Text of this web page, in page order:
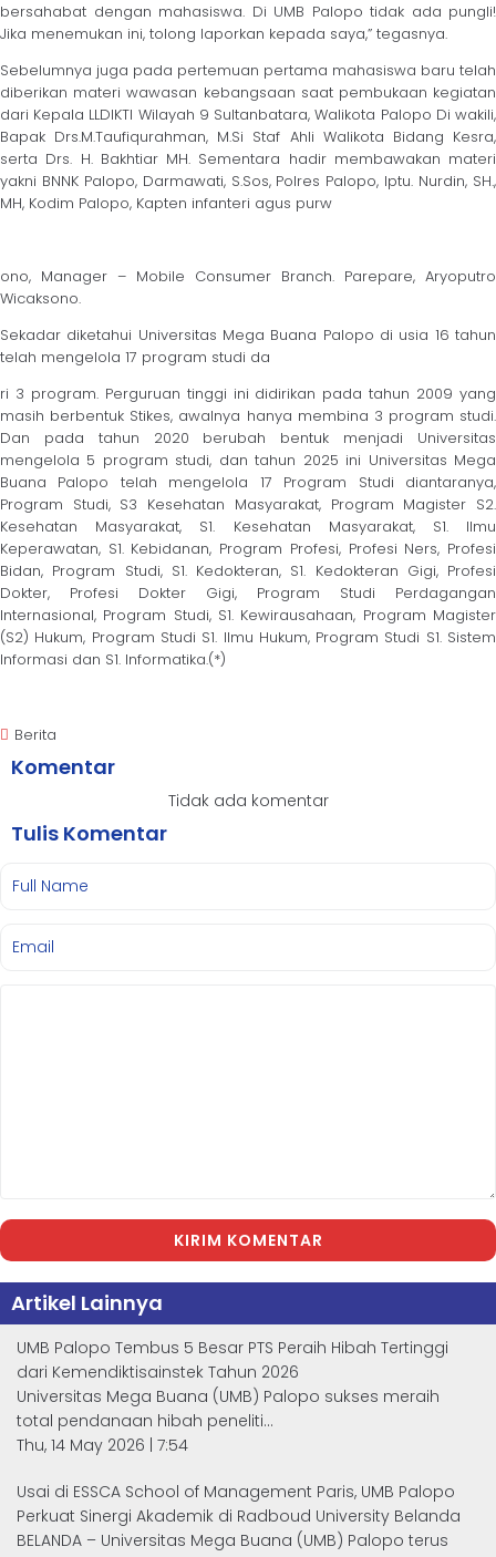
bersahabat dengan mahasiswa. Di UMB Palopo tidak ada pungli!
Jika menemukan ini, tolong laporkan kepada saya,” tegasnya.
Sebelumnya juga pada pertemuan pertama mahasiswa baru telah
diberikan materi wawasan kebangsaan saat pembukaan kegiatan
dari Kepala LLDIKTI Wilayah 9 Sultanbatara, Walikota Palopo Di wakili,
Bapak Drs.M.Taufiqurahman, M.Si Staf Ahli Walikota Bidang Kesra,
serta Drs. H. Bakhtiar MH. Sementara hadir membawakan materi
yakni BNNK Palopo, Darmawati, S.Sos, Polres Palopo, Iptu. Nurdin, SH.,
MH, Kodim Palopo, Kapten infanteri agus purw
ono, Manager – Mobile Consumer Branch. Parepare, Aryoputro
Wicaksono.
Sekadar diketahui Universitas Mega Buana Palopo di usia 16 tahun
telah mengelola 17 program studi da
ri 3 program. Perguruan tinggi ini didirikan pada tahun 2009 yang
masih berbentuk Stikes, awalnya hanya membina 3 program studi.
Dan pada tahun 2020 berubah bentuk menjadi Universitas
mengelola 5 program studi, dan tahun 2025 ini Universitas Mega
Buana Palopo telah mengelola 17 Program Studi diantaranya,
Program Studi, S3 Kesehatan Masyarakat, Program Magister S2.
Kesehatan Masyarakat, S1. Kesehatan Masyarakat, S1. Ilmu
Keperawatan, S1. Kebidanan, Program Profesi, Profesi Ners, Profesi
Bidan, Program Studi, S1. Kedokteran, S1. Kedokteran Gigi, Profesi
Dokter, Profesi Dokter Gigi, Program Studi Perdagangan
Internasional, Program Studi, S1. Kewirausahaan, Program Magister
(S2) Hukum, Program Studi S1. Ilmu Hukum, Program Studi S1. Sistem
Informasi dan S1. Informatika.(*)
Berita
Komentar
Tidak ada komentar
Tulis Komentar
KIRIM KOMENTAR
Artikel Lainnya
UMB Palopo Tembus 5 Besar PTS Peraih Hibah Tertinggi
dari Kemendiktisainstek Tahun 2026
Universitas Mega Buana (UMB) Palopo sukses meraih
total pendanaan hibah peneliti...
Thu, 14 May 2026 | 7:54
Usai di ESSCA School of Management Paris, UMB Palopo
Perkuat Sinergi Akademik di Radboud University Belanda
BELANDA – Universitas Mega Buana (UMB) Palopo terus